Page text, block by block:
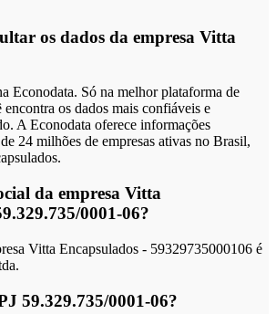
os dados da empresa Vitta
Econodata. Só na melhor plataforma de
os dados mais confiáveis e
A Econodata oferece informações
24 milhões de empresas ativas no Brasil,
da empresa Vitta
0001-06?
Vitta Encapsulados - 59329735000106 é
59.329.735/0001-06?